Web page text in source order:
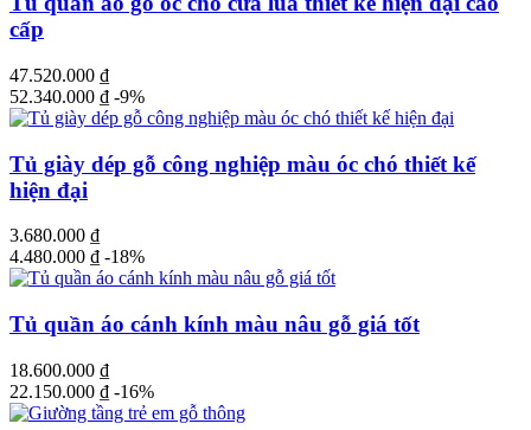
cấp
47.520.000 ₫
52.340.000 ₫ -9%
Tủ giày dép gỗ công nghiệp màu óc chó thiết kế
hiện đại
3.680.000 ₫
4.480.000 ₫ -18%
Tủ quần áo cánh kính màu nâu gỗ giá tốt
18.600.000 ₫
22.150.000 ₫ -16%